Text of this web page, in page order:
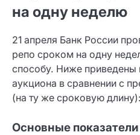
на одну неделю
21 апреля Банк России
репо сроком на одну
способу. Ниже
аукциона в сравнении с
(на ту же сроковую длину):
Основные